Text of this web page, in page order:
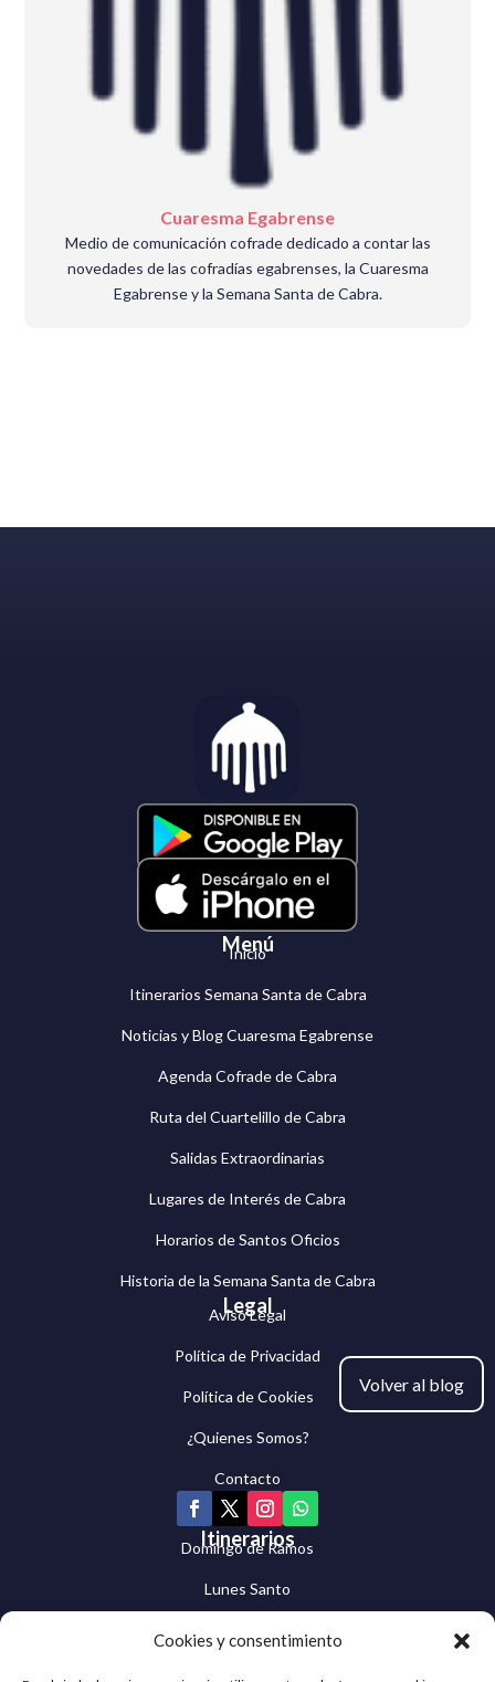
Cookies y consentimiento
Volver al blog
Cuaresma Egabrense
Medio de comunicación cofrade dedicado a contar las
novedades de las cofradías egabrenses, la Cuaresma
Egabrense y la Semana Santa de Cabra.
Menú
Inicio
Itinerarios Semana Santa de Cabra
Noticias y Blog Cuaresma Egabrense
Agenda Cofrade de Cabra
Ruta del Cuartelillo de Cabra
Salidas Extraordinarias
Lugares de Interés de Cabra
Horarios de Santos Oficios
Historia de la Semana Santa de Cabra
Legal
Aviso Legal
Política de Privacidad
Política de Cookies
¿Quienes Somos?
Contacto
Itinerarios
Domingo de Ramos
Lunes Santo